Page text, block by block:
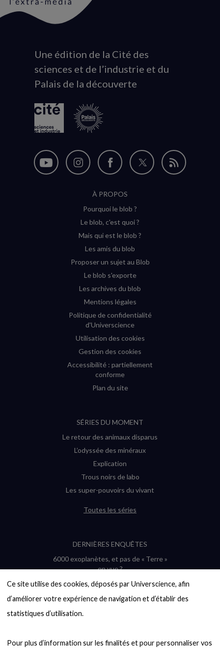
Ce site utilise des cookies, déposés par Universcience, afin
d’améliorer votre expérience de navigation et d’établir des
statistiques d’utilisation.
Pour plus d’information sur les finalités et pour personnaliser vos
Animation
du
logo
Une édition de la Cité des
sciences et de l’industrie et du
Palais de la découverte
Nous
Nous
Instagram
(nouvelle
Nous
sur
Facebook
(nouvelle
Nous
Flux
À PROPOS
Pourquoi le blob ?
Le blob, c'est quoi ?
Mais qui est le blob ?
Les amis du blob
Proposer un sujet au Blob
Le blob s'exporte
Les archives du blob
Mentions légales
Politique de confidentialité
d'Universcience
Utilisation des cookies
Gestion des cookies
Accessibilité : partiellement
conforme
Plan du site
SÉRIES DU MOMENT
Le retour des animaux disparus
L’odyssée des minéraux
Explication
Trous noirs de labo
Les super-pouvoirs du vivant
Toutes les séries
DERNIÈRES ENQUÊTES
6000 exoplanètes, et pas de « Terre »
en vue ?
Quel avenir pour les cryptos ?
Un loup préhistorique ressuscité ? La
désextinction en question
Entre mathématiques et politique : la
Évaluer l’intelligence humaine : un vrai